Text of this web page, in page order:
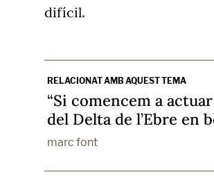
difícil.
RELACIONAT AMB AQUEST TEMA
“Si comencem a
del Delta de l’Ebre en
marc font